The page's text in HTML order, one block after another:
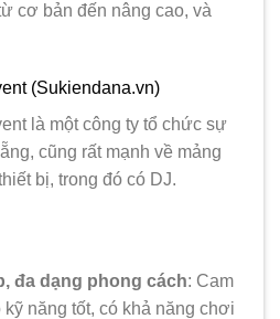
cơ bản đến nâng cao, và
(Sukiendana.vn)
là một công ty tổ chức sự
cũng rất mạnh về mảng
bị, trong đó có DJ.
đa dạng phong cách: Cam
kỹ năng tốt, có khả năng chơi